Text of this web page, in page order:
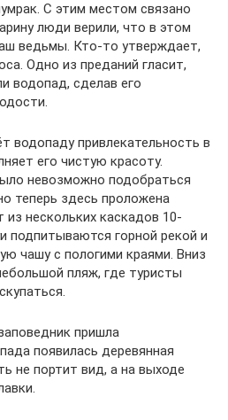
С этим местом связано
люди верили, что в этом
ведьмы. Кто-то утверждает,
Одно из преданий гласит,
водопад, сделав его
водопаду привлекательность в
его чистую красоту.
невозможно подобраться
теперь здесь проложена
нескольких каскадов 10-
подпитываются горной рекой и
чашу с пологими краями. Вниз
пляж, где туристы
пришла
появилась деревянная
не портит вид, а на выходе